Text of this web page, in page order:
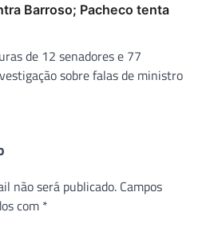
Barroso; Pacheco tenta
de 12 senadores e 77
sobre falas de ministro
não será publicado. Campos
com *